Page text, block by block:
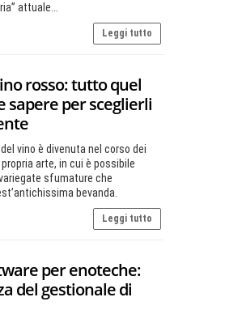
attuale...
Leggi tutto
rosso: tutto quel
sapere per sceglierli
vino è divenuta nel corso dei
arte, in cui è possibile
sfumature che
bevanda.
Leggi tutto
per enoteche:
del gestionale di